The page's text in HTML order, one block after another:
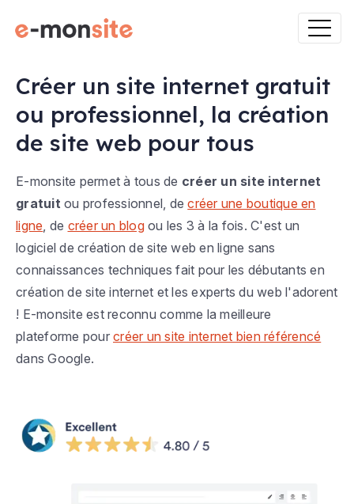
Créer un site internet gratuit
ou professionnel, la création
de site web pour tous
E-monsite permet à tous de créer un site internet
gratuit ou professionnel, decréer une boutique en
ligne , de créer un blogou les 3 à la fois. C'est un
logiciel de création de site web en ligne sans
connaissances techniques fait pour les débutants en
création de site internet et les experts du web l'adorent
! E-monsite est reconnu comme la meilleure
plateforme pour créer un site internet bien référencé
dans Google.